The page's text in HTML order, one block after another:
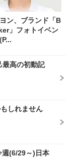
ン、ブランド「B
」フォトイベン
高の初動記
しれません
週(6/29～)日本